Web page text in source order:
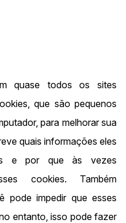
quase todos os sites
que são pequenos
para melhorar sua
quais informações eles
e por que às vezes
cookies. Também
pode impedir que esses
entanto, isso pode fazer